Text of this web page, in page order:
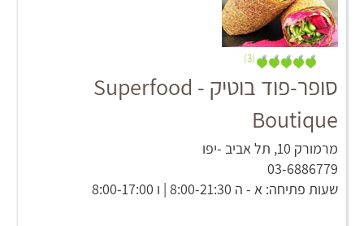
(3)
סופר-פוד בוטיק - Superfood
Boutique
מרמורק 10, תל אביב -יפו
03-6886779
שעות פתיחה: א - ה 8:00-21:30 | ו 8:00-17:00